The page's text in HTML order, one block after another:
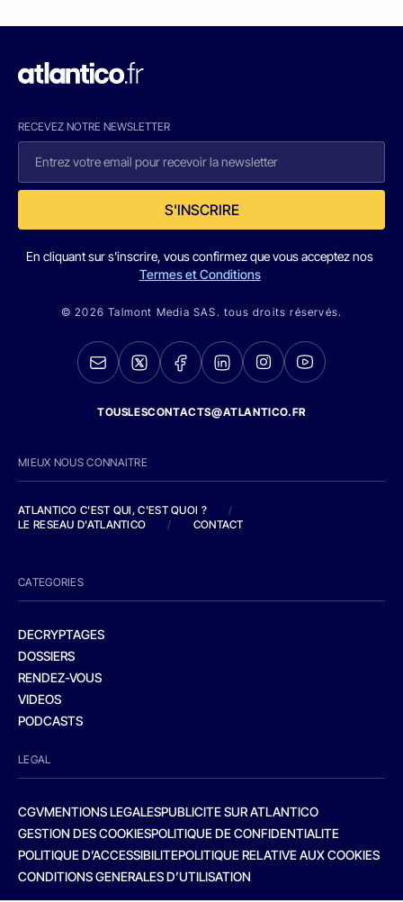
RECEVEZ NOTRE NEWSLETTER
S'INSCRIRE
En cliquant sur s'inscrire, vous confirmez que vous acceptez nos
Termes et Conditions
© 2026 Talmont Media SAS. tous droits réservés.
TOUSLESCONTACTS@ATLANTICO.FR
MIEUX NOUS CONNAITRE
ATLANTICO C'EST QUI, C'EST QUOI ?
/
LE RESEAU D'ATLANTICO
/ CONTACT
CATEGORIES
DECRYPTAGES
DOSSIERS
RENDEZ-VOUS
VIDEOS
PODCASTS
LEGAL
CGVMENTIONS LEGALESPUBLICITE SUR ATLANTICO
GESTION DES COOKIESPOLITIQUE DE CONFIDENTIALITE
POLITIQUE D’ACCESSIBILITEPOLITIQUE RELATIVE AUX COOKIES
CONDITIONS GENERALES D’UTILISATION